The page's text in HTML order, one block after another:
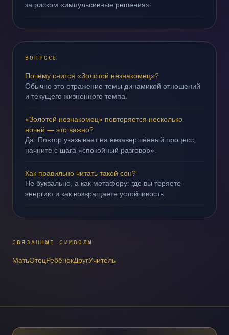
за риском «импульсивные решения».
ВОПРОСЫ
Почему снится «Золотой незнакомец»?
Обычно это отражение темы динамикой отношений
и текущего жизненного темпа.
«Золотой незнакомец» повторяется несколько
ночей — это важно?
Да. Повтор указывает на незавершённый процесс;
начните с шага «спокойный разговор».
Как правильно читать такой сон?
Не буквально, а как метафору: где вы теряете
энергию и как возвращаете устойчивость.
СВЯЗАННЫЕ СИМВОЛЫ
МатьОтецРебёнокДругУчитель